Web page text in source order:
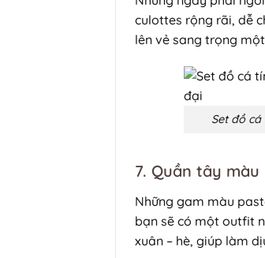
culottes rộng rãi, dễ
lên vẻ sang trọng
Set đồ
7. Quần tây
Những gam màu
bạn sẽ có một outfit
xuân – hè, giúp làm